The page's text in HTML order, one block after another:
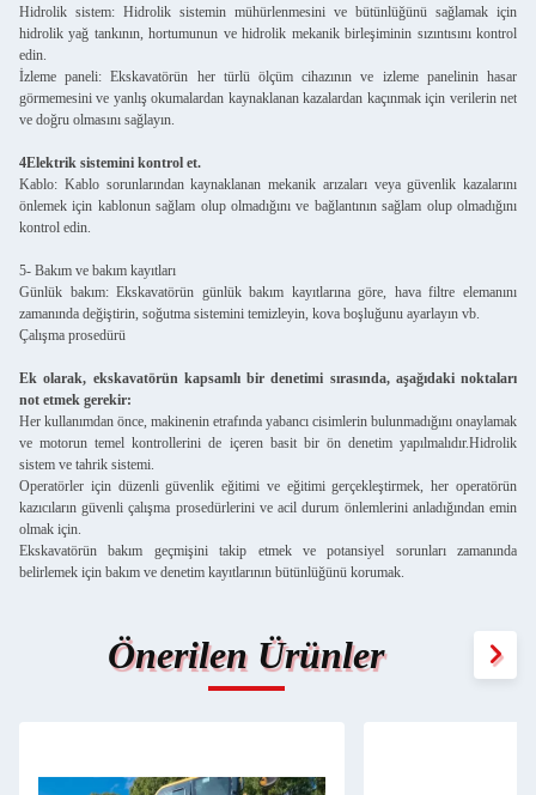
Hidrolik sistem: Hidrolik sistemin mühürlenmesini ve bütünlüğünü sağlamak için
hidrolik yağ tankının, hortumunun ve hidrolik mekanik birleşiminin sızıntısını kontrol
edin.
İzleme paneli: Ekskavatörün her türlü ölçüm cihazının ve izleme panelinin hasar
görmemesini ve yanlış okumalardan kaynaklanan kazalardan kaçınmak için verilerin net
ve doğru olmasını sağlayın.
4Elektrik sistemini kontrol et.
Kablo: Kablo sorunlarından kaynaklanan mekanik arızaları veya güvenlik kazalarını
önlemek için kablonun sağlam olup olmadığını ve bağlantının sağlam olup olmadığını
kontrol edin.
5- Bakım ve bakım kayıtları
Günlük bakım: Ekskavatörün günlük bakım kayıtlarına göre, hava filtre elemanını
zamanında değiştirin, soğutma sistemini temizleyin, kova boşluğunu ayarlayın vb.
Çalışma prosedürü
Ek olarak, ekskavatörün kapsamlı bir denetimi sırasında, aşağıdaki noktaları
not etmek gerekir:
Her kullanımdan önce, makinenin etrafında yabancı cisimlerin bulunmadığını onaylamak
ve motorun temel kontrollerini de içeren basit bir ön denetim yapılmalıdır.Hidrolik
sistem ve tahrik sistemi.
Operatörler için düzenli güvenlik eğitimi ve eğitimi gerçekleştirmek, her operatörün
kazıcıların güvenli çalışma prosedürlerini ve acil durum önlemlerini anladığından emin
olmak için.
Ekskavatörün bakım geçmişini takip etmek ve potansiyel sorunları zamanında
belirlemek için bakım ve denetim kayıtlarının bütünlüğünü korumak.
Önerilen Ürünler